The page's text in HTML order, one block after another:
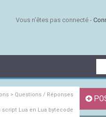
Vous n'êtes pas connecté -
> Questions / Réponses
Lua en Lua bytecode